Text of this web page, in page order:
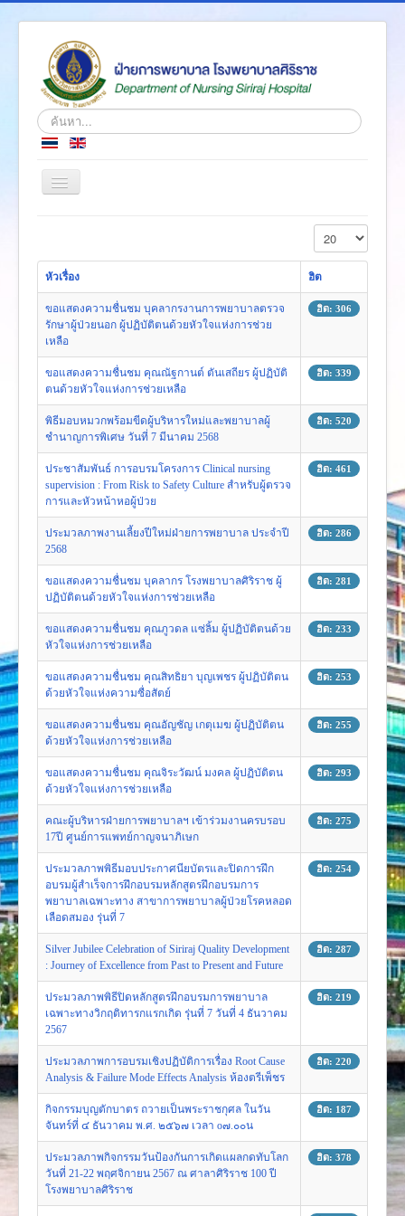
ค้นหา...
สลับ
ข่าว
โครงสร้างองค์กร
ตำราวิชาการ
งานวิจัย
คู่มือการพยาบาล
งานวิเคราะห์/สังเคราะห์
เอกสารประกอบการสอน
นวัตกรรม
Download
Link Intranet
คำถาม/ร้องเรียน
แสดง #
หัวเรื่อง ฮิต
ขอแสดงความชื่นชม บุคลากรงานการพยาบาลตรวจ
รักษาผู้ป่วยนอก ผู้ปฏิบัติตนด้วยหัวใจแห่งการช่วย
เหลือ
ฮิต: 306
ขอแสดงความชื่นชม คุณณัฐกานต์ ตันเสถียร ผู้ปฏิบัติ
ตนด้วยหัวใจแห่งการช่วยเหลือ
ฮิต: 339
พิธีมอบหมวกพร้อมขีดผู้บริหารใหม่และพยาบาลผู้
ชำนาญการพิเศษ วันที่ 7 มีนาคม 2568
ฮิต: 520
ประชาสัมพันธ์ การอบรมโครงการ Clinical nursing
supervision : From Risk to Safety Culture สำหรับผู้ตรวจ
การและหัวหน้าหอผู้ป่วย
ฮิต: 461
ประมวลภาพงานเลี้ยงปีใหม่ฝ่ายการพยาบาล ประจำปี
2568
ฮิต: 286
ขอแสดงความชื่นชม บุคลากร โรงพยาบาลศิริราช ผู้
ปฏิบัติตนด้วยหัวใจแห่งการช่วยเหลือ
ฮิต: 281
ขอแสดงความชื่นชม คุณภูวดล แซ่ลิ้ม ผู้ปฏิบัติตนด้วย
หัวใจแห่งการช่วยเหลือ
ฮิต: 233
ขอแสดงความชื่นชม คุณสิทธิยา บุญเพชร ผู้ปฏิบัติตน
ด้วยหัวใจแห่งความซื่อสัตย์
ฮิต: 253
ขอแสดงความชื่นชม คุณอัญชัญ เกตุเมฆ ผู้ปฏิบัติตน
ด้วยหัวใจแห่งการช่วยเหลือ
ฮิต: 255
ขอแสดงความชื่นชม คุณจิระวัฒน์ มงคล ผู้ปฏิบัติตน
ด้วยหัวใจแห่งการช่วยเหลือ
ฮิต: 293
คณะผู้บริหารฝ่ายการพยาบาลฯ เข้าร่วมงานครบรอบ
17ปี ศูนย์การแพทย์กาญจนาภิเษก
ฮิต: 275
ประมวลภาพพิธีมอบประกาศนียบัตรและปิดการฝึก
อบรมผู้สำเร็จการฝึกอบรมหลักสูตรฝึกอบรมการ
พยาบาลเฉพาะทาง สาขาการพยาบาลผู้ป่วยโรคหลอด
เลือดสมอง รุ่นที่ 7
ฮิต: 254
Silver Jubilee Celebration of Siriraj Quality Development
: Journey of Excellence from Past to Present and Future
ฮิต: 287
ประมวลภาพพิธีปิดหลักสูตรฝึกอบรมการพยาบาล
เฉพาะทางวิกฤติทารกแรกเกิด รุ่นที่ 7 วันที่ 4 ธันวาคม
2567
ฮิต: 219
ประมวลภาพการอบรมเชิงปฏิบัติการเรื่อง Root Cause
Analysis & Failure Mode Effects Analysis ห้องตรีเพ็ชร
ฮิต: 220
กิจกรรมบุญตักบาตร ถวายเป็นพระราชกุศล ในวัน
จันทร์ที่ ๔ ธันวาคม พ.ศ. ๒๕๖๗ เวลา o๗.๐๐น
ฮิต: 187
ประมวลภาพกิจกรรมวันป้องกันการเกิดแผลกดทับโลก
วันที่ 21-22 พฤศจิกายน 2567 ณ ศาลาศิริราช 100 ปี
โรงพยาบาลศิริราช
ฮิต: 378